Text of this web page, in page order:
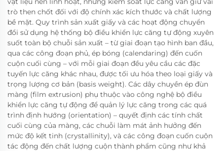
trò then chốt đối với độ chính xác kích thước và chất lượng
bề mặt. Quy trình sản xuất giấy và các hoạt động chuyển
đổi sử dụng hệ thống bộ điều khiển lực căng tự động xuyên
suốt toàn bộ chuỗi sản xuất – từ giai đoạn tạo hình ban đầu,
qua các công đoạn phủ, ép bóng (calendaring) đến cuốn
cuộn cuối cùng – với mỗi giai đoạn đều yêu cầu các đặc
tuyến lực căng khác nhau, được tối ưu hóa theo loại giấy và
trọng lượng cơ bản (basis weight). Các dây chuyền ép đùn
màng (film extrusion) phụ thuộc vào công nghệ bộ điều
khiển lực căng tự động để quản lý lực căng trong các quá
trình định hướng (orientation) – quyết định các tính chất
cuối cùng của màng, các chuỗi làm mát ảnh hưởng đến
mức độ kết tinh (crystallinity), và các công đoạn cuốn cuộn
tác động đến chất lượng cuộn thành phẩm cũng như khả